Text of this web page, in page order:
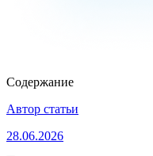
Содержание
Автор статьи
28.06.2026